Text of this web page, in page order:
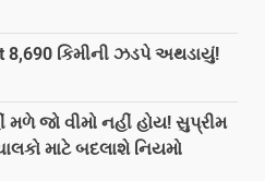
8,690 કિમીની ઝડપે અથડાયું!
જો વીમો નહીં હોય! સુપ્રીમ
માટે બદલાશે નિયમો